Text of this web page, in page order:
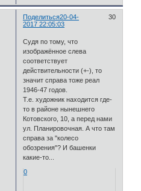
Поделиться 30
20-04-
2017 22:05:03
Судя по тому, что
изображённое слева
соответствует
действительности (+-), то
значит справа тоже реал
1946-47 годов.
Т.е. художник находится где-
то в районе нынешнего
Котовского, 10, а перед нами
ул. Планировочная. А что там
справа за "колесо
обозрения"? И башенки
какие-то...
0